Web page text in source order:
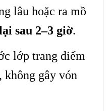
lâu hoặc ra mồ
sau 2–3 giờ.
lớp trang điểm
không gây vón